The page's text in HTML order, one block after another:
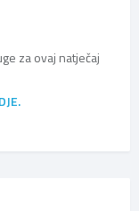
za ovaj natječaj